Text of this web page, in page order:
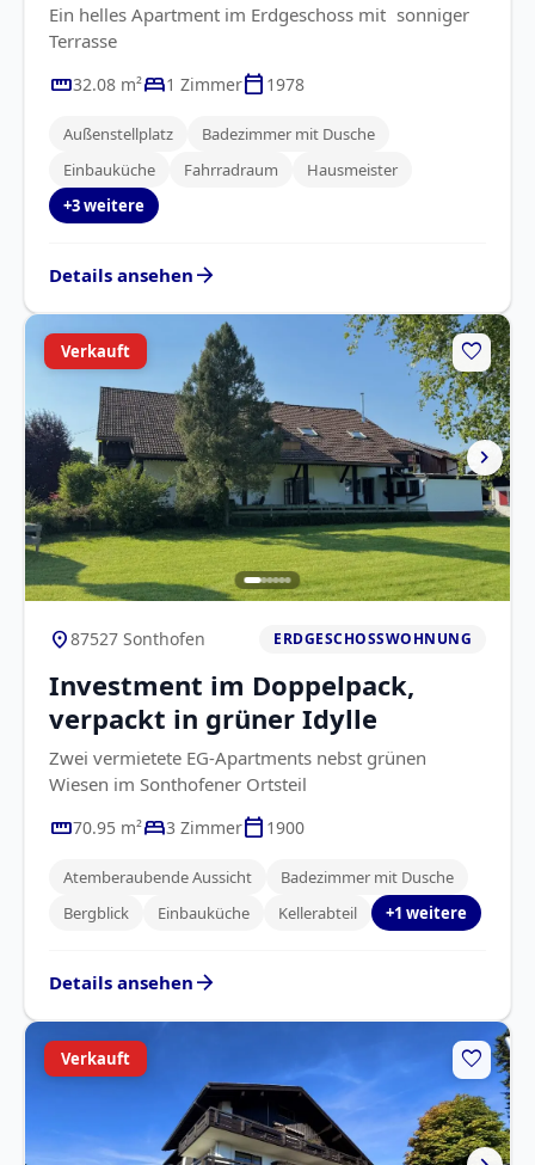
Ein helles Apartment im Erdgeschoss mit sonniger
Terrasse
straighten32.08 m²bed1 Zimmercalendar_today 1978
Außenstellplatz
Badezimmer mit Dusche
Einbauküche
Fahrradraum
Hausmeister
+3 weitere
Details ansehen arrow_forward
chevron_right
Verkauft favorite
location_on87527 Sonthofen ERDGESCHOSSWOHNUNG
Investment im Doppelpack,
verpackt in grüner Idylle
Zwei vermietete EG-Apartments nebst grünen
Wiesen im Sonthofener Ortsteil
straighten70.95 m²bed3 Zimmercalendar_today 1900
Atemberaubende Aussicht
Badezimmer mit Dusche
Bergblick
Einbauküche Kellerabteil +1 weitere
Details ansehen arrow_forward
Verkauft favorite